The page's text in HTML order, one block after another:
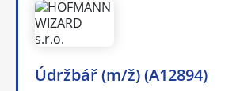
Údržbář (m/ž) (A12894)